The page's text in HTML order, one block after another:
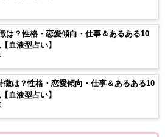
は？性格・恋愛傾向・仕事＆あるある10
血液型占い】
徴は？性格・恋愛傾向・仕事＆あるある10
血液型占い】